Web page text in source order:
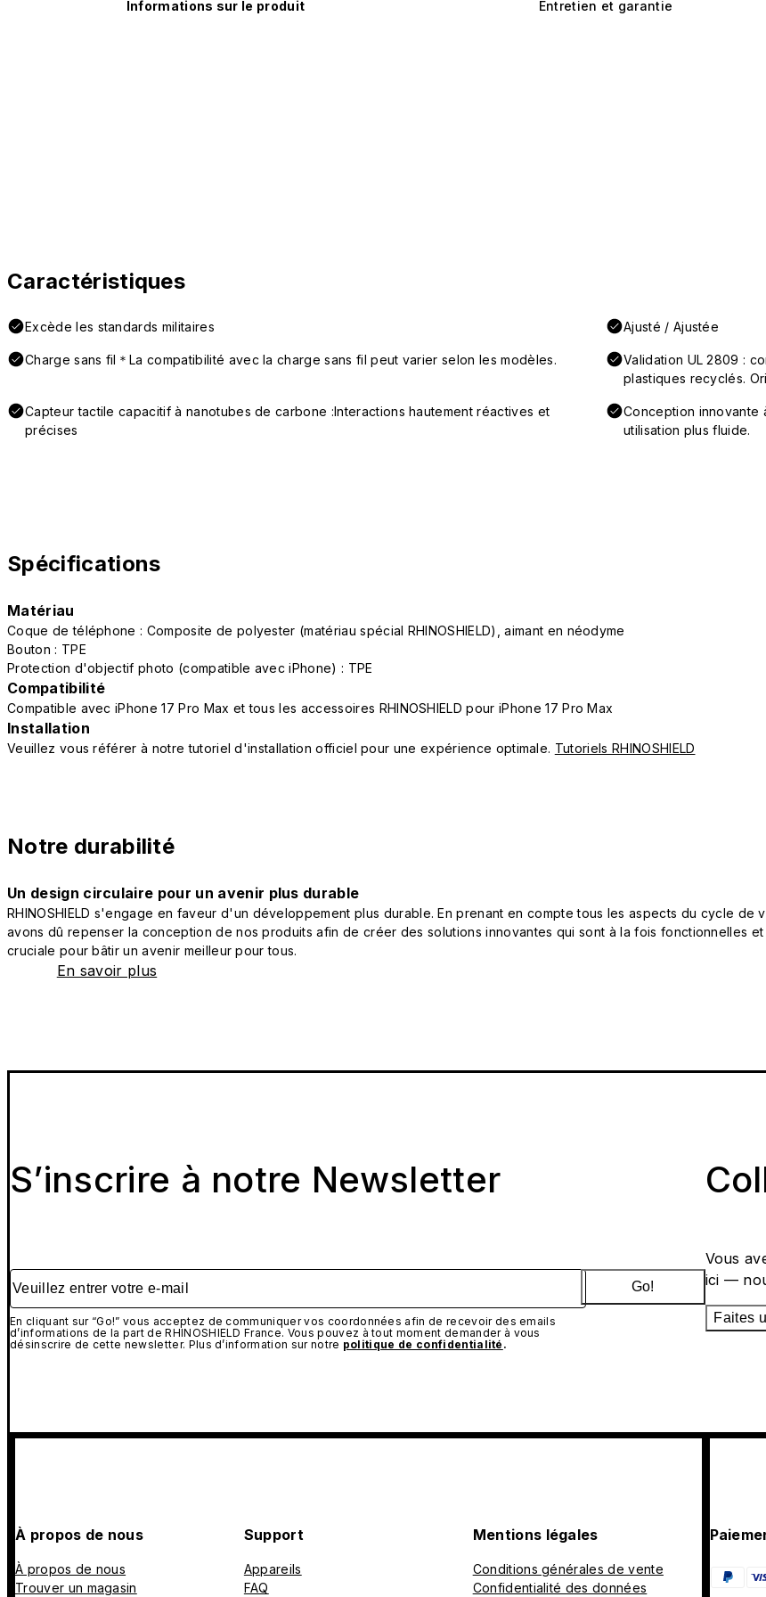
Informations sur le produit Entretien et garantie
Caractéristiques
Excède les standards militaires Ajusté / Ajustée
Charge sans fil＊La compatibilité avec la charge sans fil peut varier selon les modèles.
Validation UL 2809 :
plastiques recyclés.
Capteur tactile capacitif à nanotubes de carbone :Interactions hautement réactives et
précises
Conception innovante
utilisation plus fluide.
Spécifications
Matériau
Coque de téléphone : Composite de polyester (matériau spécial RHINOSHIELD), aimant en néodyme
Bouton : TPE
Protection d'objectif photo (compatible avec iPhone) : TPE
Compatibilité
Compatible avec iPhone 17 Pro Max et tous les accessoires RHINOSHIELD pour iPhone 17 Pro Max
Installation
Veuillez vous référer à notre tutoriel d'installation officiel pour une expérience optimale. Tutoriels RHINOSHIELD
Notre durabilité
Un design circulaire pour un avenir plus durable
RHINOSHIELD s'engage en faveur d'un développement plus durable. En prenant en compte tous les aspects du cycle
avons dû repenser la conception de nos produits afin de créer des solutions innovantes qui sont à la fois fonctionnelles
cruciale pour bâtir un avenir meilleur pour tous.
En savoir plus
S’inscrire à notre Newsletter
Veuillez entrer votre e-mail
En cliquant sur “Go!” vous acceptez de communiquer vos coordonnées afin de recevoir des emails
d’informations de la part de RHINOSHIELD France. Vous pouvez à tout moment demander à vous
désinscrire de cette newsletter. Plus d’information sur notre politique de confidentialité .
Go!
Vous
ici —
Faites
À propos de nous
À propos de nous
Trouver un magasin
Support
Appareils
FAQ
Mentions légales
Conditions générales de vente
Confidentialité des données